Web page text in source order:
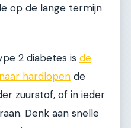
op de lange termijn
2 diabetes is de
hardlopen de
zuurstof, of in ieder
Denk aan snelle